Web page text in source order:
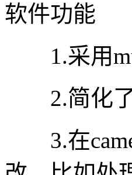
软件功能
1.采用
2.简化了
3.在